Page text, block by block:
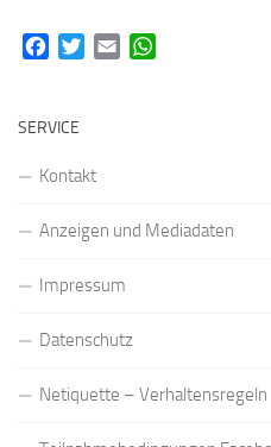
FacebookTwitterEmail
SERVICE
Kontakt
Anzeigen und Mediadaten
Impressum
Datenschutz
Netiquette – Verhaltensregeln